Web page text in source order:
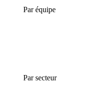
Par équipe
Par secteur